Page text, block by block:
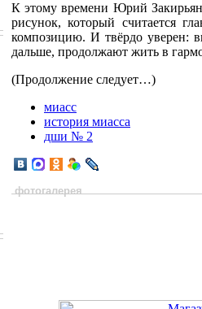
К этому времени Юрий
рисунок, который считается
композицию. И твёрдо уверен:
дальше, продолжают жить в
(Продолжение следует…)
миасс
история миасса
дши № 2
фотогалерея